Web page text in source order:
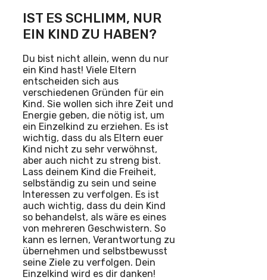
IST ES SCHLIMM, NUR
EIN KIND ZU HABEN?
Du bist nicht allein, wenn du nur
ein Kind hast! Viele Eltern
entscheiden sich aus
verschiedenen Gründen für ein
Kind. Sie wollen sich ihre Zeit und
Energie geben, die nötig ist, um
ein Einzelkind zu erziehen. Es ist
wichtig, dass du als Eltern euer
Kind nicht zu sehr verwöhnst,
aber auch nicht zu streng bist.
Lass deinem Kind die Freiheit,
selbständig zu sein und seine
Interessen zu verfolgen. Es ist
auch wichtig, dass du dein Kind
so behandelst, als wäre es eines
von mehreren Geschwistern. So
kann es lernen, Verantwortung zu
übernehmen und selbstbewusst
seine Ziele zu verfolgen. Dein
Einzelkind wird es dir danken!